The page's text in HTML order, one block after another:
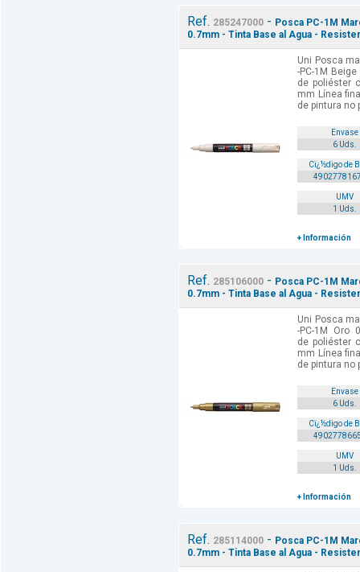
Ref. 285247000 - Posca PC-1M
0.7mm - Tinta Base al Agua -
Uni Posca
-PC-1M
de poliéster
mm Línea
de pintura no
Envase
6 Uds.
Cï¿½digo de
UMV
1 Uds.
+ Información
Ref. 285106000 - Posca PC-1M
0.7mm - Tinta Base al Agua -
Uni Posca
-PC-1M Oro
de poliéster
mm Línea
de pintura no
Envase
6 Uds.
Cï¿½digo de
UMV
1 Uds.
+ Información
Ref. 285114000 - Posca PC-1M
0.7mm - Tinta Base al Agua -